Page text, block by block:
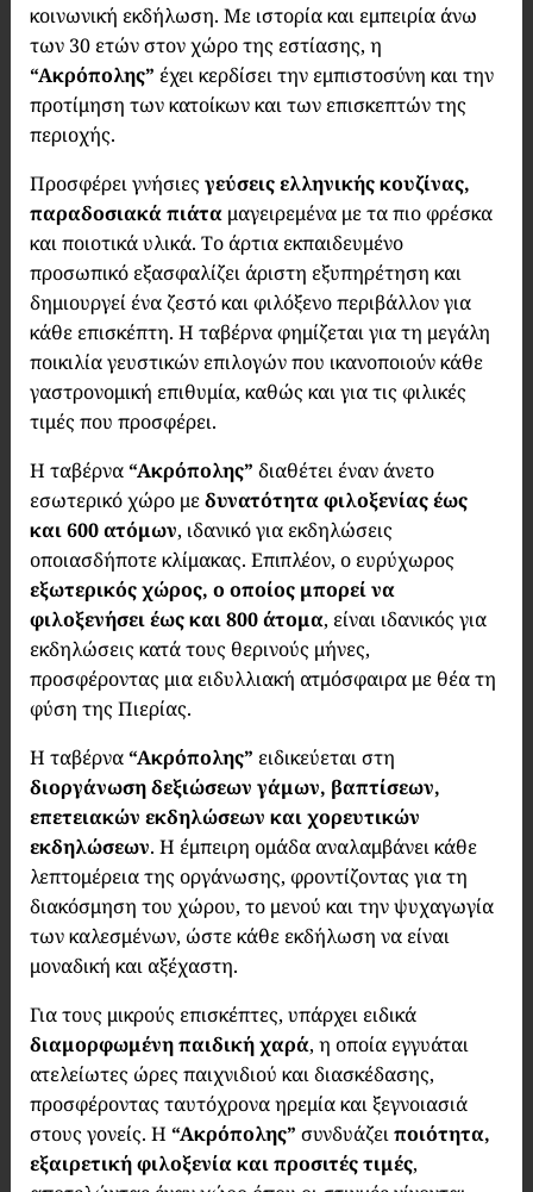
κοινωνική εκδήλωση. Με ιστορία και εμπειρία άνω
των 30 ετών στον χώρο της εστίασης, η
“Ακρόπολης” έχει κερδίσει την εμπιστοσύνη και την
προτίμηση των κατοίκων και των επισκεπτών της
περιοχής.
Προσφέρει γνήσιες γεύσεις ελληνικής κουζίνας,
παραδοσιακά πιάταμαγειρεμένα με τα πιο φρέσκα
και ποιοτικά υλικά. Το άρτια εκπαιδευμένο
προσωπικό εξασφαλίζει άριστη εξυπηρέτηση και
δημιουργεί ένα ζεστό και φιλόξενο περιβάλλον για
κάθε επισκέπτη. Η ταβέρνα φημίζεται για τη μεγάλη
ποικιλία γευστικών επιλογών που ικανοποιούν κάθε
γαστρονομική επιθυμία, καθώς και για τις φιλικές
τιμές που προσφέρει.
Η ταβέρνα “Ακρόπολης” διαθέτει έναν άνετο
εσωτερικό χώρο μεδυνατότητα φιλοξενίας έως
και 600 ατόμων, ιδανικό για εκδηλώσεις
οποιασδήποτε κλίμακας. Επιπλέον, ο ευρύχωρος
εξωτερικός χώρος, ο οποίος μπορεί να
φιλοξενήσει έως και 800 άτομα, είναι ιδανικός για
εκδηλώσεις κατά τους θερινούς μήνες,
προσφέροντας μια ειδυλλιακή ατμόσφαιρα με θέα τη
φύση της Πιερίας.
Η ταβέρνα “Ακρόπολης” ειδικεύεται στη
διοργάνωση δεξιώσεων γάμων, βαπτίσεων,
επετειακών εκδηλώσεων και χορευτικών
εκδηλώσεων. Η έμπειρη ομάδα αναλαμβάνει κάθε
λεπτομέρεια της οργάνωσης, φροντίζοντας για τη
διακόσμηση του χώρου, το μενού και την ψυχαγωγία
των καλεσμένων, ώστε κάθε εκδήλωση να είναι
μοναδική και αξέχαστη.
Για τους μικρούς επισκέπτες, υπάρχει ειδικά
διαμορφωμένη παιδική χαρά, η οποία εγγυάται
ατελείωτες ώρες παιχνιδιού και διασκέδασης,
προσφέροντας ταυτόχρονα ηρεμία και ξεγνοιασιά
στους γονείς. Η “Ακρόπολης” συνδυάζειποιότητα,
εξαιρετική φιλοξενία και προσιτές τιμές,